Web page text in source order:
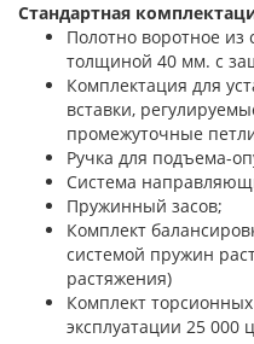
Стандартная
Полотно воротное из
толщиной 40 мм. с
Комплектация для
вставки,
промежуточные
Ручка для подъема-
Система
Пружинный засов;
Комплект
системой пружин
растяжения)
Комплект
эксплуатации 25 000